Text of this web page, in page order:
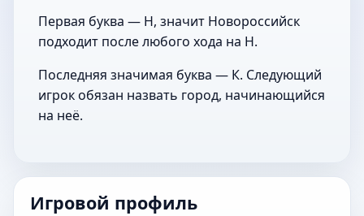
Первая буква — Н, значит Новороссийск
подходит после любого хода на Н.
Последняя значимая буква — К. Следующий
игрок обязан назвать город, начинающийся
на неё.
Игровой профиль